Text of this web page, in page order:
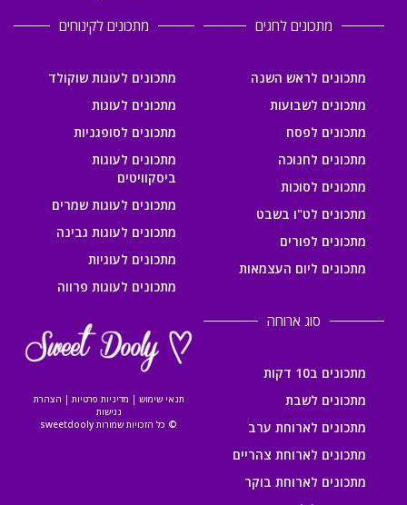
מתכונים לחגים
מתכונים לראש השנה
מתכונים לשבועות
מתכונים לפסח
מתכונים לחנוכה
מתכונים לסוכות
מתכונים לט"ו בשבט
מתכונים לפורים
מתכונים ליום העצמאות
מתכונים לקינוחים
מתכונים לעוגות שוקולד
מתכונים לעוגות
מתכונים לסופגניות
מתכונים לעוגות
ביסקוויטים
מתכונים לעוגות שמרים
מתכונים לעוגות גבינה
מתכונים לעוגיות
מתכונים לעוגות פרווה
סוג ארוחה
מתכונים ב10 דקות
מתכונים לשבת
מתכונים לארוחת ערב
מתכונים לארוחת צהריים
מתכונים לארוחת בוקר
תנאי שימוש | מדיניות פרטיות | הצהרת
נגישות
© כל הזכויות שמורות sweetdooly